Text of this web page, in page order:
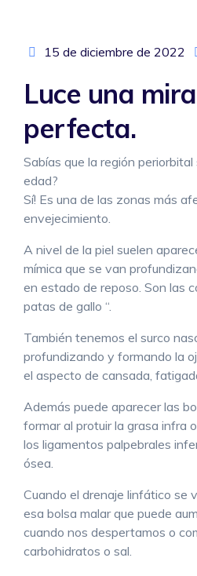
content
15 de diciembre de 2022
Luce una
perfecta.
Sabías que la región
edad?
Sí! Es una de las zonas más
envejecimiento.
A nivel de la piel suelen
mímica que se van
en estado de reposo. Son las
patas de gallo “.
También tenemos el surco
profundizando y formando la
el aspecto de cansada,
Además puede aparecer las
formar al protuir la grasa infra
los ligamentos palpebrales
ósea.
Cuando el drenaje linfático se
esa bolsa malar que puede
cuando nos despertamos o
carbohidratos o sal.